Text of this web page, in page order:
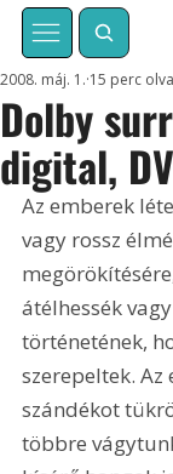
Dolby
digital,
2008. máj. 1. 15 perc
Az emberek
vagy rossz
átélhessék
történetének,
szerepeltek.
szándékot
többre